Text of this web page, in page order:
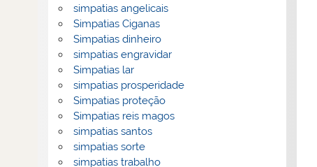
simpatias angelicais
Simpatias Ciganas
Simpatias dinheiro
simpatias engravidar
Simpatias lar
simpatias prosperidade
Simpatias proteção
Simpatias reis magos
simpatias santos
simpatias sorte
simpatias trabalho